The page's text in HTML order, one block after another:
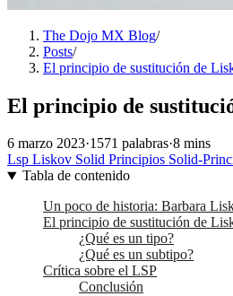
The Dojo MX Blog/
Posts/
El principio de sustitución de
El principio de
6 marzo 2023·1571 palabras·8 mins
Lsp Liskov Solid Principios Solid-
Tabla de contenido
Un poco de historia: Barbara
El principio de sustitución de
¿Qué es un tipo?
¿Qué es un subtipo?
Crítica sobre el LSP
Conclusión